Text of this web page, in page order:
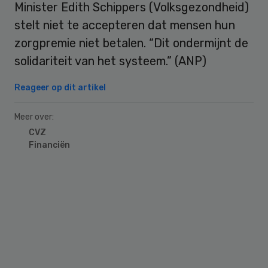
Minister Edith Schippers (Volksgezondheid)
stelt niet te accepteren dat mensen hun
zorgpremie niet betalen. “Dit ondermijnt de
solidariteit van het systeem.” (ANP)
Reageer op dit artikel
Meer over:
CVZ
Financiën